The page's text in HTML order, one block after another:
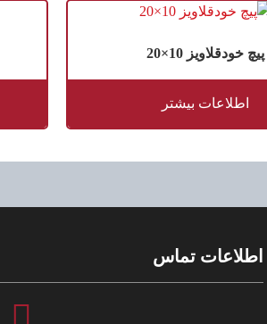
پیچ خودقلاویز 10×20
اطلاعات بیشتر
اطلاعات تماس